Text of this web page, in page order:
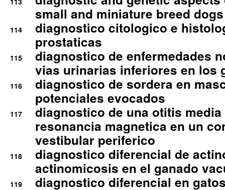
small and miniature breed
114
diagnostico citologico e
prostaticas
115
diagnostico de enfermedades
vias urinarias inferiores en los
116
diagnostico de sordera en
potenciales evocados
117
diagnostico de una otitis
resonancia magnetica en un
vestibular periferico
118
diagnostico diferencial de
actinomicosis en el ganado
119
diagnostico diferencial en